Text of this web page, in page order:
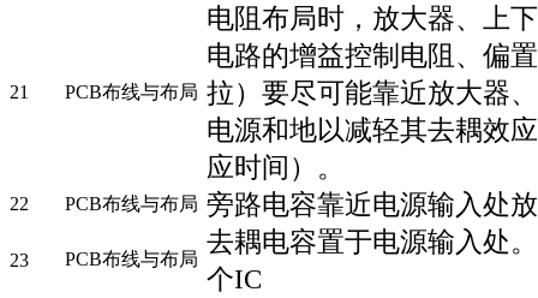
21 PCB布线与布局
电阻布局时，放大器、上
电路的增益控制电阻、偏
拉）要尽可能靠近放大器
电源和地以减轻其去耦效
应时间）。
22 PCB布线与布局 旁路电容靠近电源输入处
23 PCB布线与布局
去耦电容置于电源输入处
个IC